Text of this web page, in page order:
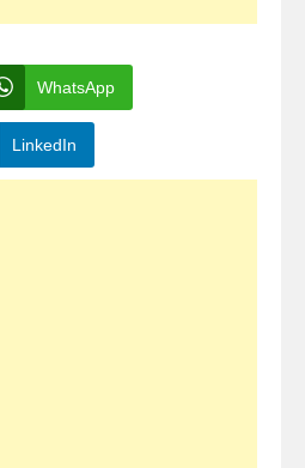
WhatsApp
LinkedIn